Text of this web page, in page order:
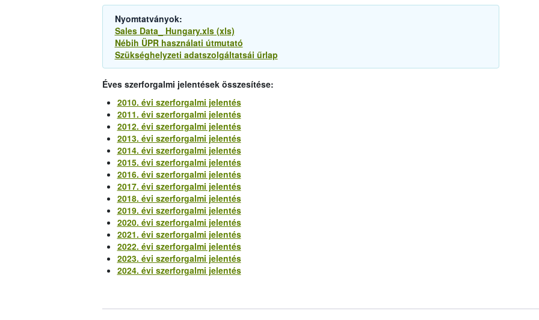
Nyomtatványok:
Sales Data_ Hungary.xls (xls)
Nébih ÜPR használati útmutató
Szükséghelyzeti adatszolgáltatsái űrlap
Éves szerforgalmi jelentések összesítése:
2010. évi szerforgalmi jelentés
2011. évi szerforgalmi jelentés
2012. évi szerforgalmi jelentés
2013. évi szerforgalmi jelentés
2014. évi szerforgalmi jelentés
2015. évi szerforgalmi jelentés
2016. évi szerforgalmi jelentés
2017. évi szerforgalmi jelentés
2018. évi szerforgalmi jelentés
2019. évi szerforgalmi jelentés
2020. évi szerforgalmi jelentés
2021. évi szerforgalmi jelentés
2022. évi szerforgalmi jelentés
2023. évi szerforgalmi jelentés
2024. évi szerforgalmi jelentés